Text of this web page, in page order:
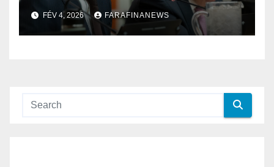
palestinien
FÉV 4, 2026 FARAFINANEWS